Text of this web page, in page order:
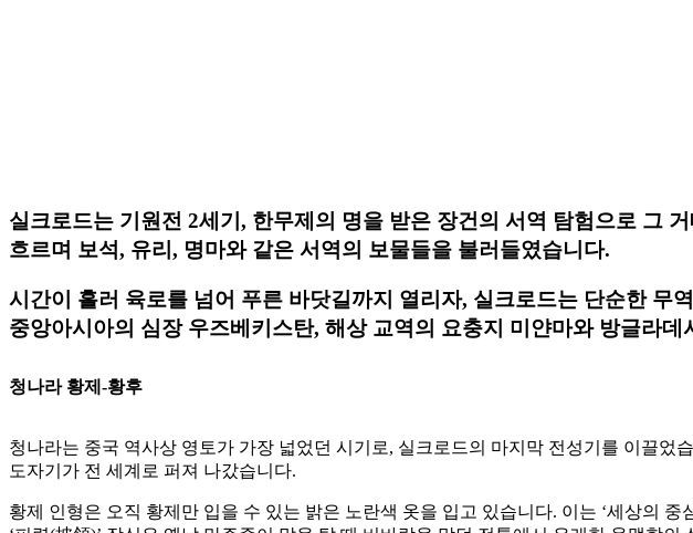
실크로드는 기원전 2세기, 한무제의 명을 받은 장건의 서역 탐험으로 그
흐르며 보석, 유리, 명마와 같은 서역의 보물들을 불러들였습니다.
시간이 흘러 육로를 넘어 푸른 바닷길까지 열리자, 실크로드는 단순한 무
중앙아시아의 심장 우즈베키스탄, 해상 교역의 요충지 미얀마와 방글라
청나라 황제-황후
청나라는 중국 역사상 영토가 가장 넓었던 시기로, 실크로드의 마지막 전성기를 이끌
도자기가 전 세계로 퍼져 나갔습니다.
황제 인형은 오직 황제만 입을 수 있는 밝은 노란색 옷을 입고 있습니다. 이는 ‘세상의